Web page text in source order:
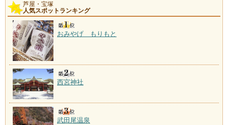
芦屋・宝塚
人気スポットランキング
おみやげ もりもと
西宮神社
武田尾温泉